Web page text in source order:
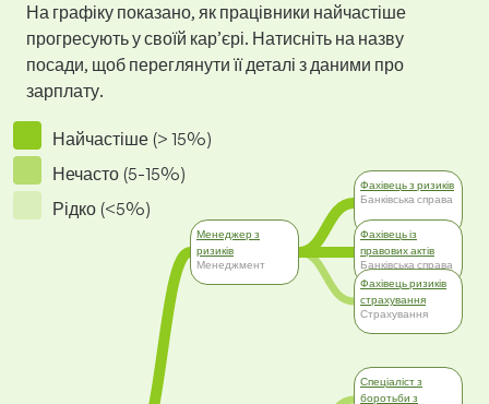
На графіку показано, як працівники найчастіше
прогресують у своїй кар’єрі. Натисніть на назву
посади, щоб переглянути її деталі з даними про
зарплату.
Найчастіше (> 15%)
Нечасто (5-15%)
Рідко (<5%)
Менеджер з
ризиків
Менеджмент
Фахівець з ризиків
Банківська справа
Фахівець із
правових актів
Банківська справа
Фахівець ризиків
страхування
Страхування
Спеціаліст з
боротьби з